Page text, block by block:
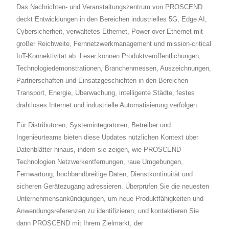
Betriebskostenkontrolle
Aufrechtzuerhalten. Sie Benötigen Die
Fähigkeit, Entfernte Geräte, Alarme,
Ereignisse Und Außendienstmitarbeiter Zu
Überwachen Und Zu Verwalten.
Tablets Zu Messen, Zu Sammeln, Zu
Übertragen Und Anzuzeigen.
PROSCEND Bietet Eine Perfekt
Kostengünstige Lösung, Um Intelligente
Ladeinfrastrukturen Sicherer Und
Zuverlässiger Für Datenkommunikation
Und Verbindungsvorgänge Zu Machen.
Industrie-Cellular-Router Eingeführt, Der
LTE, WiFi, RS-485-Serienschnittstelle Und
Ethernet Verwendet, Um Sich Nahtlos In
Umfangreiche Datensysteme Von
Intelligenten Ladestationen In
Fernsteuersysteme Zu Integrieren, Sie Mit
Den Energieversorgungsnetzen Für
Das Nachrichten- und Veranstaltungszentrum von PROSCEND
deckt Entwicklungen in den Bereichen industrielles 5G, Edge AI,
Cybersicherheit, verwaltetes Ethernet, Power over Ethernet mit
großer Reichweite, Fernnetzwerkmanagement und mission-critical
IoT-Konnektivität ab. Leser können Produktveröffentlichungen,
Technologiedemonstrationen, Branchenmessen, Auszeichnungen,
Partnerschaften und Einsatzgeschichten in den Bereichen
Transport, Energie, Überwachung, intelligente Städte, festes
drahtloses Internet und industrielle Automatisierung verfolgen.
Für Distributoren, Systemintegratoren, Betreiber und
Ingenieurteams bieten diese Updates nützlichen Kontext über
Datenblätter hinaus, indem sie zeigen, wie PROSCEND
Technologien Netzwerkentfernungen, raue Umgebungen,
Fernwartung, hochbandbreitige Daten, Dienstkontinuität und
sicheren Gerätezugang adressieren. Überprüfen Sie die neuesten
Unternehmensankündigungen, um neue Produktfähigkeiten und
Anwendungsreferenzen zu identifizieren, und kontaktieren Sie
dann PROSCEND mit Ihrem Zielmarkt, der